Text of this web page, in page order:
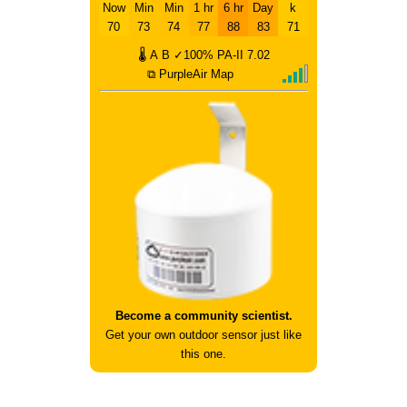
Now
70
Min
73
Min
74
1 hr
77
6 hr
88
Day
83
k
71
🌡 A B ✓100% PA-II
7.02
⧉ PurpleAir Map
Become a community scientist.
Get your own outdoor sensor just like
this one.